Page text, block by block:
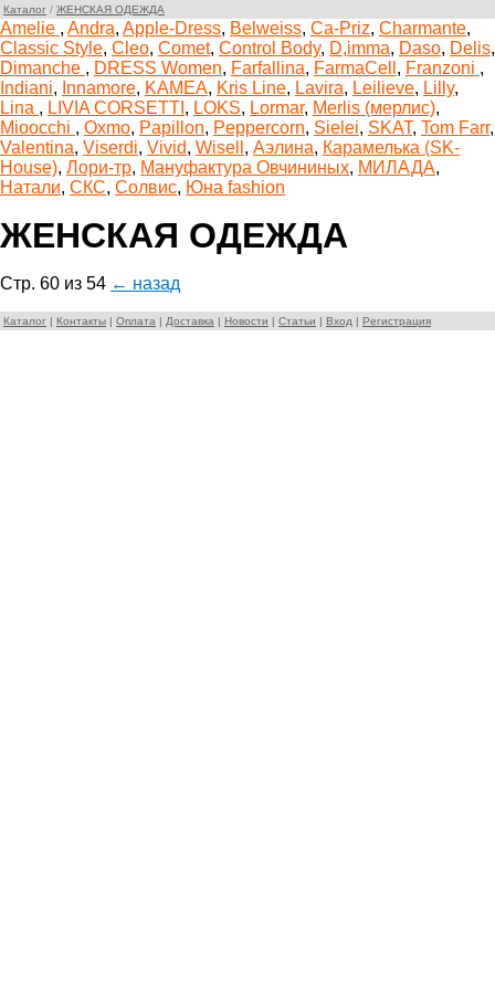
Каталог / ЖЕНСКАЯ ОДЕЖДА
Amelie , Andra, Apple-Dress, Belweiss, Ca-Priz, Charmante,
Classic Style, Cleo, Comet, Control Body, D,imma, Daso, Delis,
Dimanche , DRESS Women, Farfallina, FarmaCell , Franzoni ,
Indiani, Innamore, KAMEA, Kris Line, Lavira, Leilieve, Lilly,
Lina , LIVIA CORSETTI , LOKS, Lormar, Merlis (мерлис),
Mioocchi , Oxmo, Papillon, Peppercorn, Sielei, SKAT, Tom Farr,
Valentina, Viserdi, Vivid, Wisell , Аэлина, Карамелька (SK-
House), Лори-тр, Мануфактура Овчининых, МИЛАДА,
Натали, СКС, Солвис, Юна fashion
ЖЕНСКАЯ ОДЕЖДА
Стр. 60 из 54 ← назад
Каталог | Контакты | Оплата | Доставка | Новости | Статьи | Вход | Регистрация